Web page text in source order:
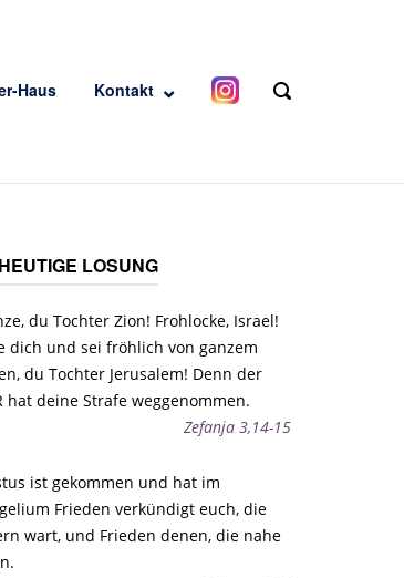
Haus Kontakt
OPEN
LOSUNG
du Tochter Zion! Frohlocke, Israel!
dich und sei fröhlich von ganzem
du Tochter Jerusalem! Denn der
hat deine Strafe weggenommen.
Zefanja 3,14-15
ist gekommen und hat im
Frieden verkündigt euch, die
wart, und Frieden denen, die nahe